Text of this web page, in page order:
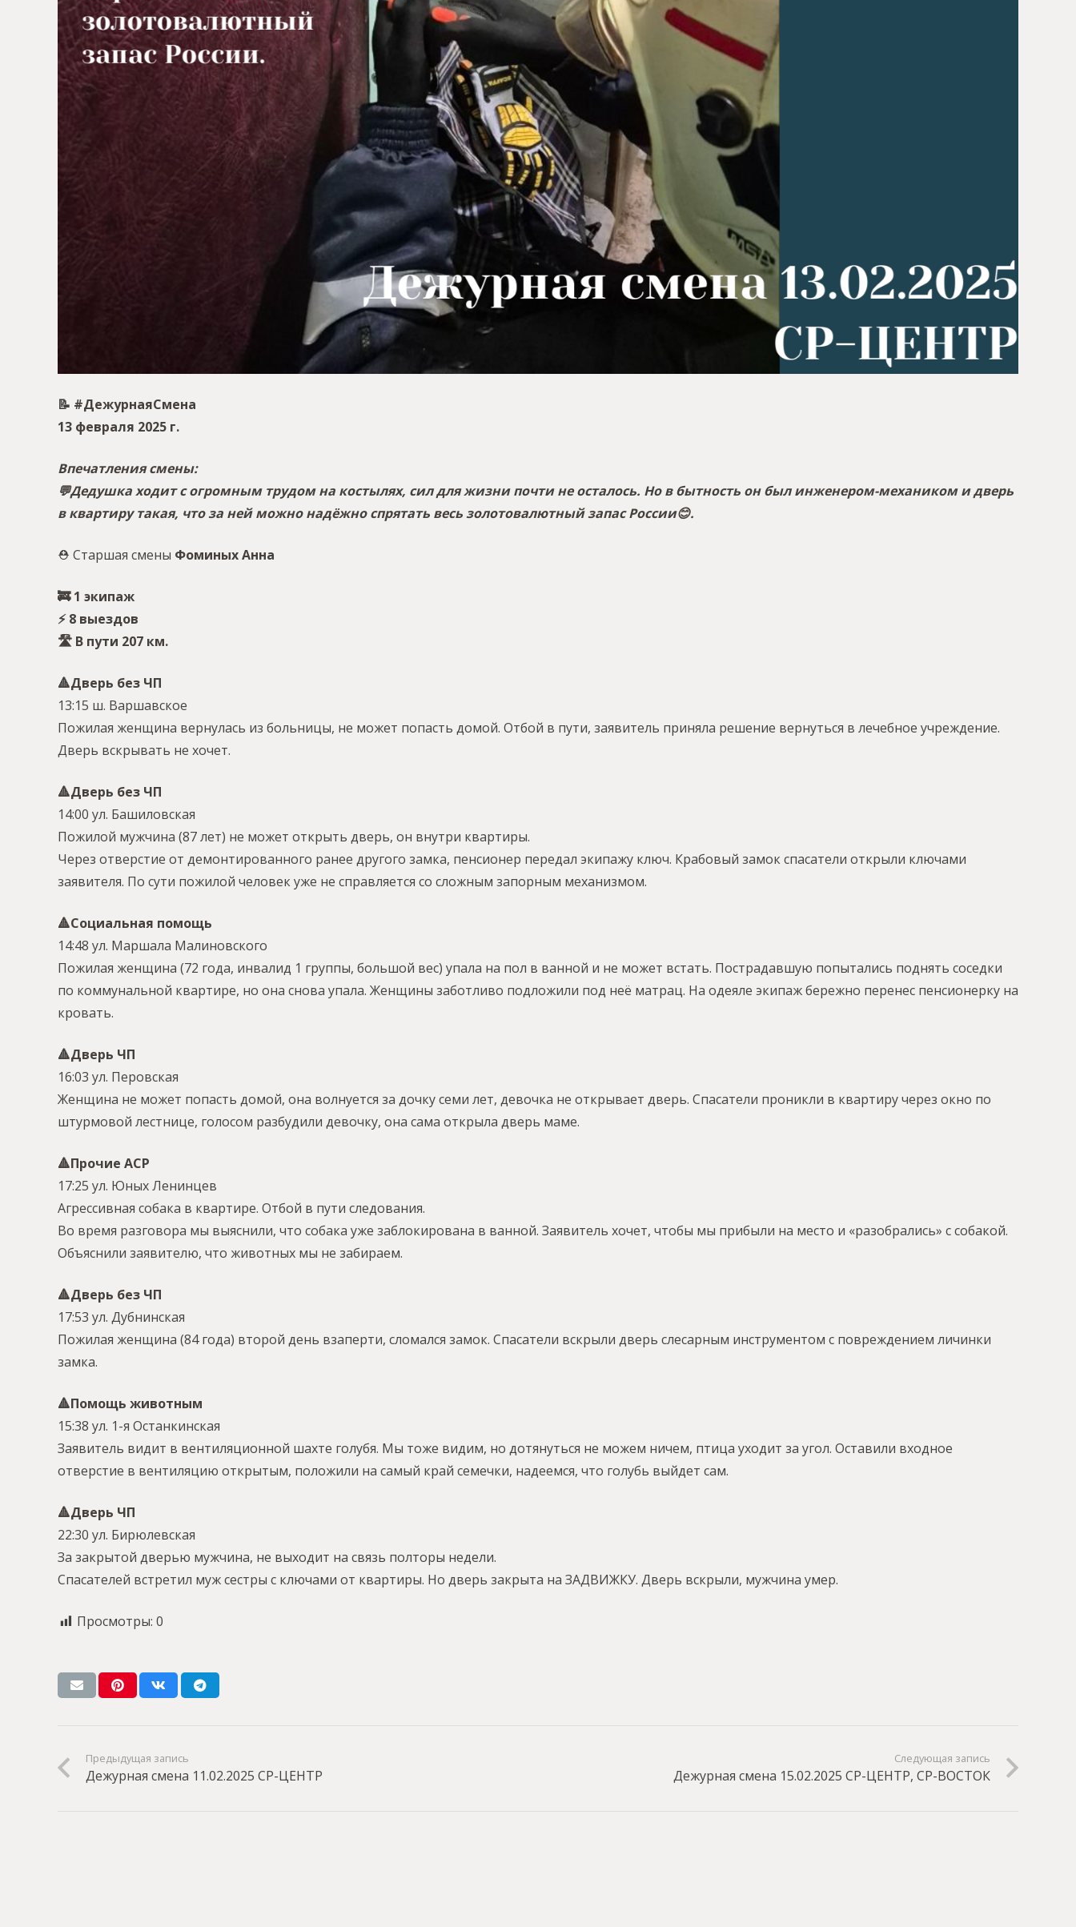
📝 #ДежурнаяСмена
13 февраля 2025 г.
Впечатления смены:
💬Дедушка ходит с огромным трудом на костылях, сил для жизни почти не осталось. Но в бытность он был инженером-механиком и дверь
в квартиру такая, что за ней можно надёжно спрятать весь золотовалютный запас России😊.
⛑ Старшая смены Фоминых Анна
🚒 1 экипаж
⚡️ 8 выездов
🛣 В пути 207 км.
🔺Дверь без ЧП
13:15 ш. Варшавское
Пожилая женщина вернулась из больницы, не может попасть домой. Отбой в пути, заявитель приняла решение вернуться в лечебное учреждение.
Дверь вскрывать не хочет.
🔺Дверь без ЧП
14:00 ул. Башиловская
Пожилой мужчина (87 лет) не может открыть дверь, он внутри квартиры.
Через отверстие от демонтированного ранее другого замка, пенсионер передал экипажу ключ. Крабовый замок спасатели открыли ключами
заявителя. По сути пожилой человек уже не справляется со сложным запорным механизмом.
🔺Социальная помощь
14:48 ул. Маршала Малиновского
Пожилая женщина (72 года, инвалид 1 группы, большой вес) упала на пол в ванной и не может встать. Пострадавшую попытались поднять соседки
по коммунальной квартире, но она снова упала. Женщины заботливо подложили под неё матрац. На одеяле экипаж бережно перенес пенсионерку на
кровать.
🔺Дверь ЧП
16:03 ул. Перовская
Женщина не может попасть домой, она волнуется за дочку семи лет, девочка не открывает дверь. Спасатели проникли в квартиру через окно по
штурмовой лестнице, голосом разбудили девочку, она сама открыла дверь маме.
🔺Прочие АСР
17:25 ул. Юных Ленинцев
Агрессивная собака в квартире. Отбой в пути следования.
Во время разговора мы выяснили, что собака уже заблокирована в ванной. Заявитель хочет, чтобы мы прибыли на место и «разобрались» с собакой.
Объяснили заявителю, что животных мы не забираем.
🔺Дверь без ЧП
17:53 ул. Дубнинская
Пожилая женщина (84 года) второй день взаперти, сломался замок. Спасатели вскрыли дверь слесарным инструментом с повреждением личинки
замка.
🔺Помощь животным
15:38 ул. 1-я Останкинская
Заявитель видит в вентиляционной шахте голубя. Мы тоже видим, но дотянуться не можем ничем, птица уходит за угол. Оставили входное
отверстие в вентиляцию открытым, положили на самый край семечки, надеемся, что голубь выйдет сам.
🔺Дверь ЧП
22:30 ул. Бирюлевская
За закрытой дверью мужчина, не выходит на связь полторы недели.
Спасателей встретил муж сестры с ключами от квартиры. Но дверь закрыта на ЗАДВИЖКУ. Дверь вскрыли, мужчина умер.
Просмотры: 0
Предыдущая запись
Дежурная смена 11.02.2025 СР-ЦЕНТР
Следующая запись
Дежурная смена 15.02.2025 СР-ЦЕНТР, СР-ВОСТОК